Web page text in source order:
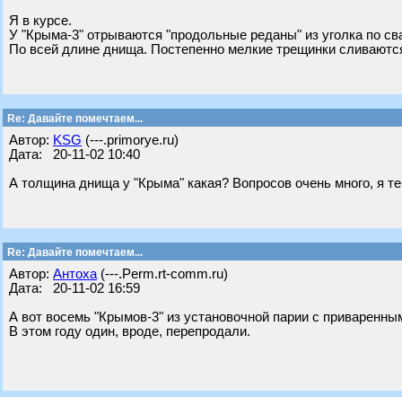
Я в курсе.
У "Крыма-3" отрываются "продольные реданы" из уголка по
По всей длине днища. Постепенно мелкие трещинки
Re: Давайте помечтаем...
Автор: KSG (---.primorye.ru)
Дата: 20-11-02 10:40
А толщина днища у "Крыма" какая? Вопросов очень много, я
Re: Давайте помечтаем...
Автор: Антоха (---.Perm.rt-comm.ru)
Дата: 20-11-02 16:59
А вот восемь "Крымов-3" из установочной парии c
В этом году один, вроде, перепродали.